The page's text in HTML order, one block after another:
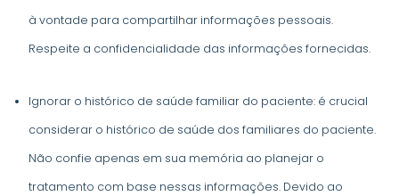
à vontade para compartilhar informações pessoais.
Respeite a confidencialidade das informações fornecidas.
Ignorar o histórico de saúde familiar do paciente: é crucial
considerar o histórico de saúde dos familiares do paciente.
Não confie apenas em sua memória ao planejar o
tratamento com base nessas informações. Devido ao